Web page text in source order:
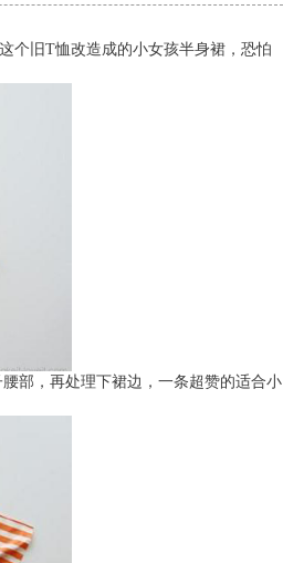
个旧T恤改造成的小女孩半身裙，恐怕
部，再处理下裙边，一条超赞的适合小